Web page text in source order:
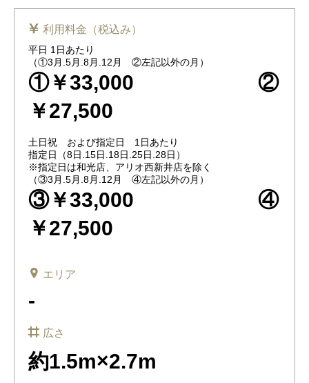
利用料金（税込み）
平日 1日あたり
（①3月.5月.8月.12月 ②左記以外の月）
①￥33,000 ②
￥27,500
土日祝 および指定日 1日あたり
指定日（8日.15日.18日.25日.28日）
※指定日は和光店、アリオ西新井店を除く
（③3月.5月.8月.12月 ④左記以外の月）
③￥33,000 ④
￥27,500
エリア
-
広さ
約1.5m×2.7m